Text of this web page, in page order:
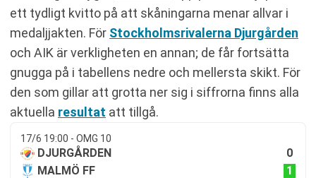
ett tydligt kvitto på att skåningarna menar allvar i
medaljjakten. För Stockholmsrivalerna Djurgården
och AIK är verkligheten en annan; de får fortsätta
gnugga på i tabellens nedre och mellersta skikt. För
den som gillar att grotta ner sig i siffrorna finns alla
aktuella resultat att tillgå.
17/6 19:00 - OMG 10
DJURGÅRDEN
0
MALMÖ FF
1